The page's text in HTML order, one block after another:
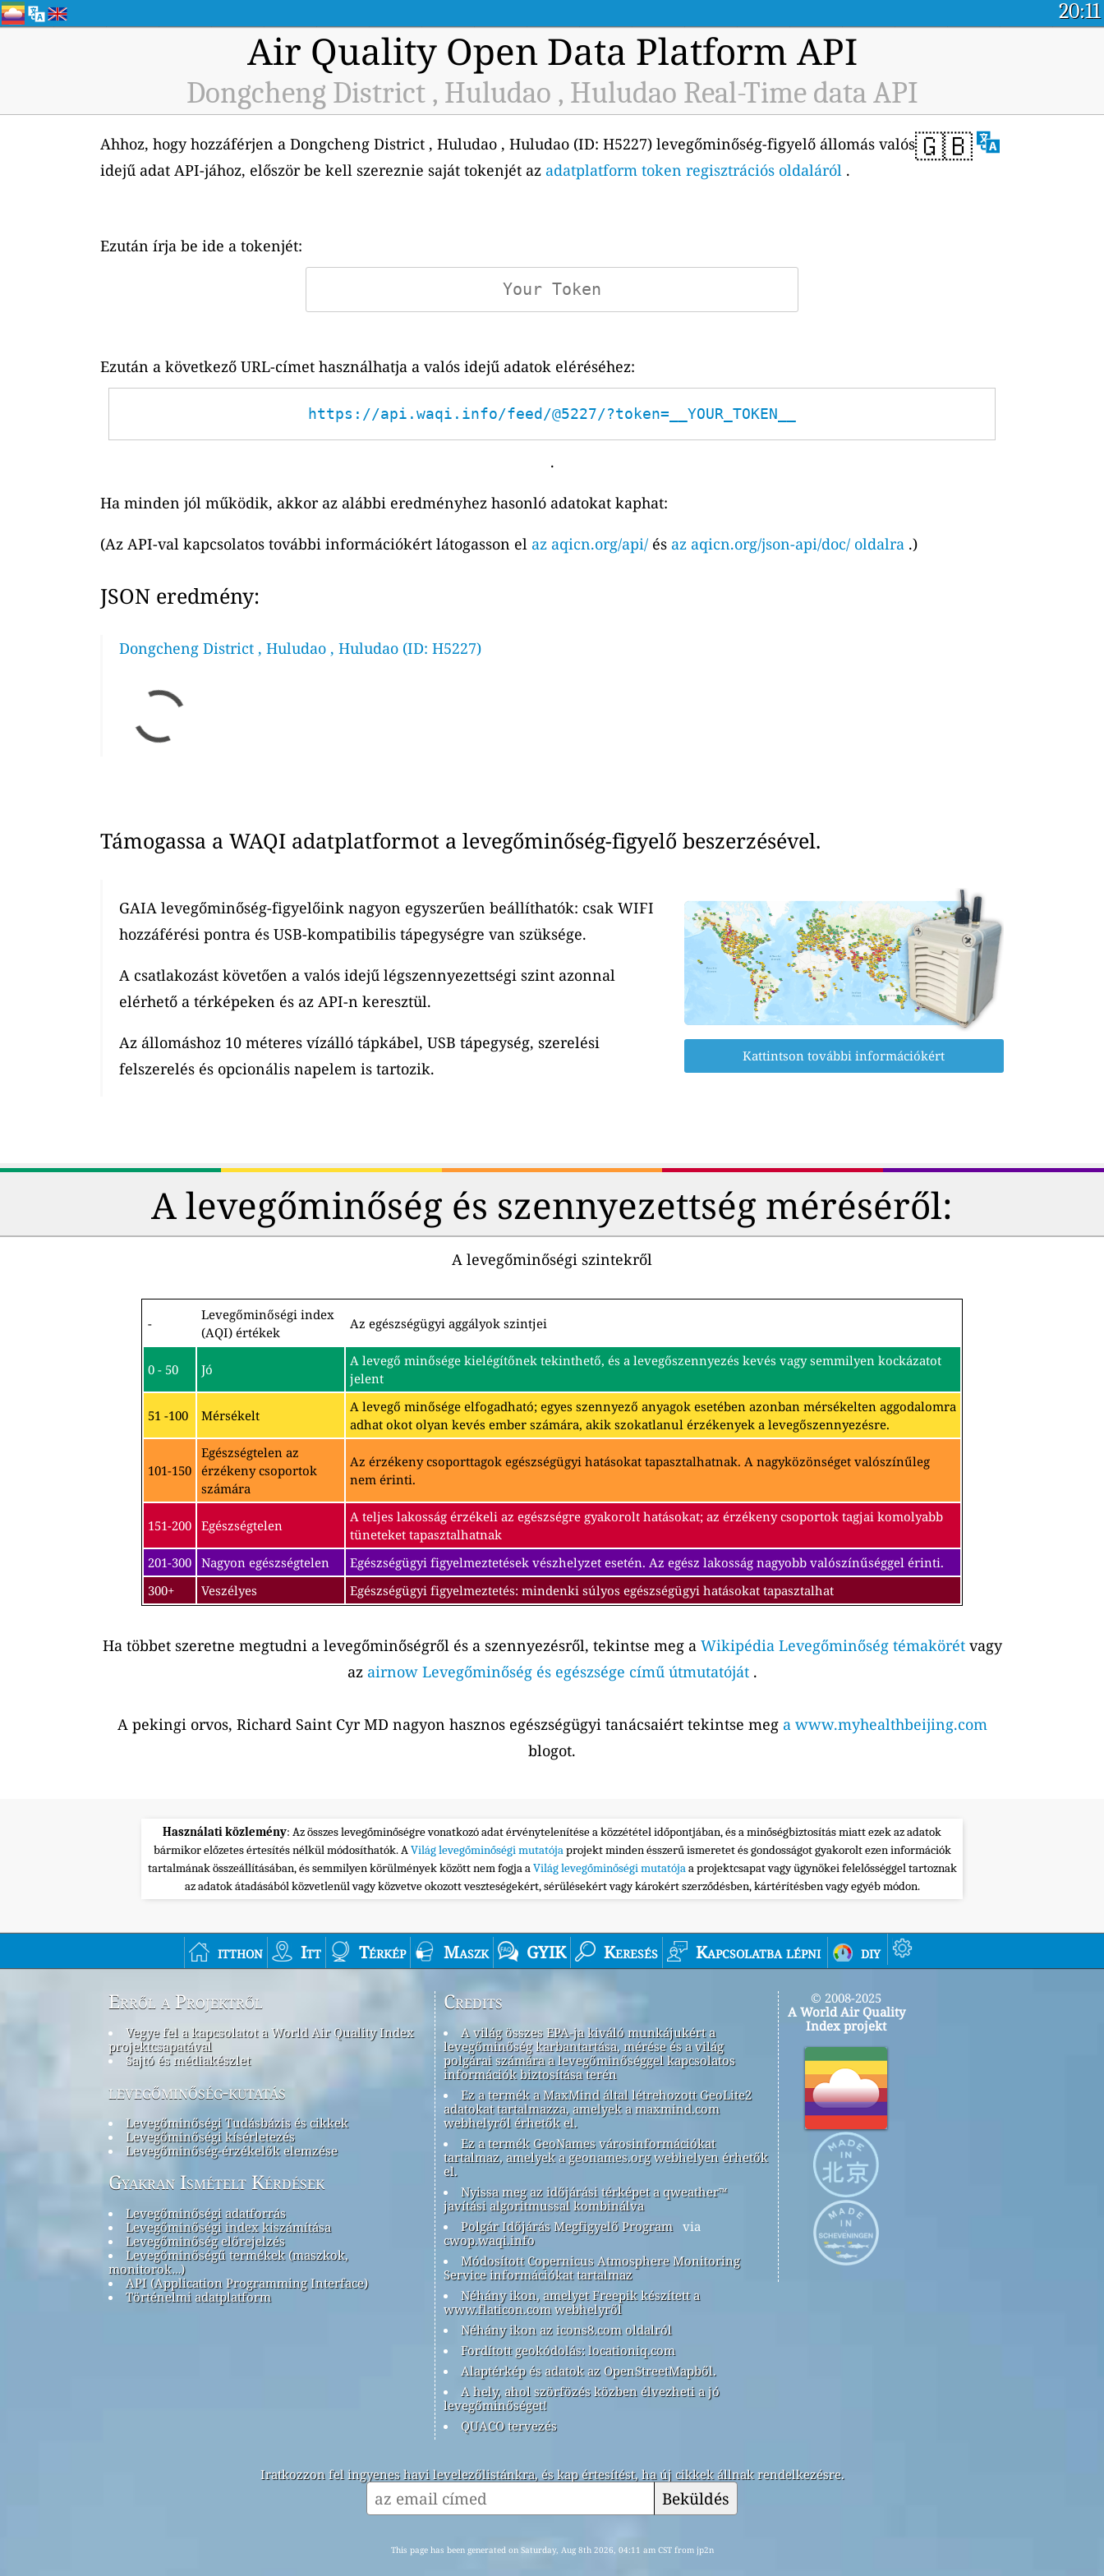
20:11
Air Quality Open Data Platform API
Dongcheng District , Huludao , Huludao Real-Time data API
🇬🇧
Ahhoz, hogy hozzáférjen a Dongcheng District , Huludao , Huludao (ID: H5227) levegőminőség-figyelő állomás valós
idejű adat API-jához, először be kell szereznie saját tokenjét az adatplatform token regisztrációs oldaláról .
Ezután írja be ide a tokenjét:
Ezután a következő URL-címet használhatja a valós idejű adatok eléréséhez:
https://api.waqi.info/feed/@5227/?token=__YOUR_TOKEN__
.
Ha minden jól működik, akkor az alábbi eredményhez hasonló adatokat kaphat:
(Az API-val kapcsolatos további információkért látogasson el az aqicn.org/api/ és az aqicn.org/json-api/doc/ oldalra .)
JSON eredmény:
Dongcheng District , Huludao , Huludao (ID: H5227)
Támogassa a WAQI adatplatformot a levegőminőség-figyelő beszerzésével.
GAIA levegőminőség-figyelőink nagyon egyszerűen beállíthatók: csak WIFI
hozzáférési pontra és USB-kompatibilis tápegységre van szüksége.
A csatlakozást követően a valós idejű légszennyezettségi szint azonnal
elérhető a térképeken és az API-n keresztül.
Az állomáshoz 10 méteres vízálló tápkábel, USB tápegység, szerelési
felszerelés és opcionális napelem is tartozik.
Kattintson további információkért
A levegőminőség és szennyezettség méréséről:
A levegőminőségi szintekről
-
Levegőminőségi index
(AQI) értékek
Az egészségügyi aggályok szintjei
0 - 50 Jó
A levegő minősége kielégítőnek tekinthető, és a levegőszennyezés kevés vagy semmilyen kockázatot
jelent
51 -100 Mérsékelt
A levegő minősége elfogadható; egyes szennyező anyagok esetében azonban mérsékelten aggodalomra
adhat okot olyan kevés ember számára, akik szokatlanul érzékenyek a levegőszennyezésre.
101-150
Egészségtelen az
érzékeny csoportok
számára
Az érzékeny csoporttagok egészségügyi hatásokat tapasztalhatnak. A nagyközönséget valószínűleg
nem érinti.
151-200 Egészségtelen
A teljes lakosság érzékeli az egészségre gyakorolt hatásokat; az érzékeny csoportok tagjai komolyabb
tüneteket tapasztalhatnak
201-300 Nagyon egészségtelen
Egészségügyi figyelmeztetések vészhelyzet esetén. Az egész lakosság nagyobb valószínűséggel érinti.
300+
Veszélyes Egészségügyi figyelmeztetés: mindenki súlyos egészségügyi hatásokat tapasztalhat
Ha többet szeretne megtudni a levegőminőségről és a szennyezésről, tekintse meg a Wikipédia Levegőminőség témakörétvagy
az airnow Levegőminőség és egészsége című útmutatóját.
A pekingi orvos, Richard Saint Cyr MD nagyon hasznos egészségügyi tanácsaiért tekintse meg a www.myhealthbeijing.com
blogot.
Használati közlemény: Az összes levegőminőségre vonatkozó adat érvénytelenítése a közzététel időpontjában, és a minőségbiztosítás miatt ezek az adatok
bármikor előzetes értesítés nélkül módosíthatók. AVilág levegőminőségi mutatójaprojekt minden ésszerű ismeretet és gondosságot gyakorolt ezen információk
tartalmának összeállításában, és semmilyen körülmények között nem fogja aVilág levegőminőségi mutatójaa projektcsapat vagy ügynökei felelősséggel tartoznak
az adatok átadásából közvetlenül vagy közvetve okozott veszteségekért, sérülésekért vagy károkért szerződésben, kártérítésben vagy egyéb módon.
itthon Itt Térkép Maszk GYIK Keresés Kapcsolatba lépni diy
Erről a Projektről
Vegye fel a kapcsolatot a World Air Quality Index
projektcsapatával
Sajtó és médiakészlet
levegőminőség-kutatás
Levegőminőségi Tudásbázis és cikkek
Levegőminőségi kísérletezés
Levegőminőség-érzékelők elemzése
Gyakran Ismételt Kérdések
Levegőminőségi adatforrás
Levegőminőségi index kiszámítása
Levegőminőség előrejelzés
Levegőminőségű termékek (maszkok,
monitorok…)
API (Application Programming Interface)
Történelmi adatplatform
Credits
A világ összes EPA-ja kiváló munkájukért a
levegőminőség karbantartása, mérése és a világ
polgárai számára a levegőminőséggel kapcsolatos
információk biztosítása terén
Ez a termék a MaxMind által létrehozott GeoLite2
adatokat tartalmazza, amelyek a maxmind.com
webhelyről érhetők el.
Ez a termék GeoNames városinformációkat
tartalmaz, amelyek a geonames.org webhelyen érhetők
el.
Nyissa meg az időjárási térképet a qweather™
javítási algoritmussal kombinálva
Polgár Időjárás Megfigyelő Program via
cwop.waqi.info
Módosított Copernicus Atmosphere Monitoring
Service információkat tartalmaz
Néhány ikon, amelyet Freepik készített a
www.flaticon.com webhelyről
Néhány ikon az icons8.com oldalról
Fordított geokódolás: locationiq.com
Alaptérkép és adatok az OpenStreetMapből.
A hely, ahol szörfözés közben élvezheti a jó
levegőminőséget!
QUACO tervezés
© 2008-2025
A World Air Quality
Index projekt
Iratkozzon fel ingyenes havi levelezőlistánkra, és kap értesítést, ha új cikkek állnak rendelkezésre.
Beküldés
This page has been generated on Saturday, Aug 8th 2026, 04:11 am CST from jp2n